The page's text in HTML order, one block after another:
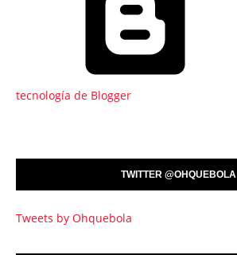
tecnología de Blogger
TWITTER @OHQUEBOLA
Tweets by Ohquebola